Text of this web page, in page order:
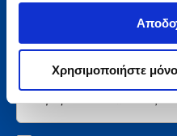
Χρησιμοποιήστε
Μάθετε τα
Εγγραφείτε στο newsletter
νέα βιβλία, τις